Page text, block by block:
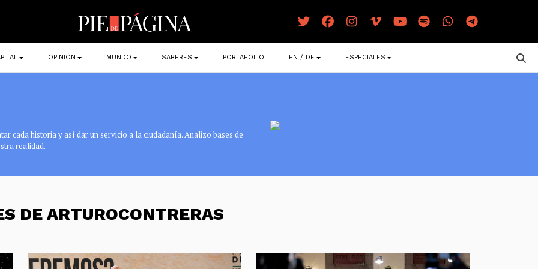
OPINIÓN MUNDO SABERES PORTAFOLIO EN / DE ESPECIALES
cada historia y así dar un servicio a la ciudadanía. Analizo bases de
realidad.
DE ARTUROCONTRERAS